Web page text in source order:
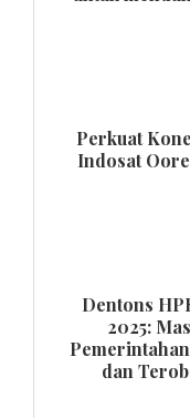
Perkuat
Indosat
Dentons
2025:
dan